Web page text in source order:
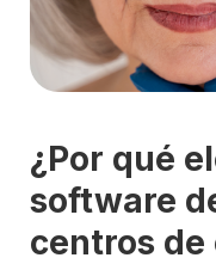
¿Por qué
software
centros